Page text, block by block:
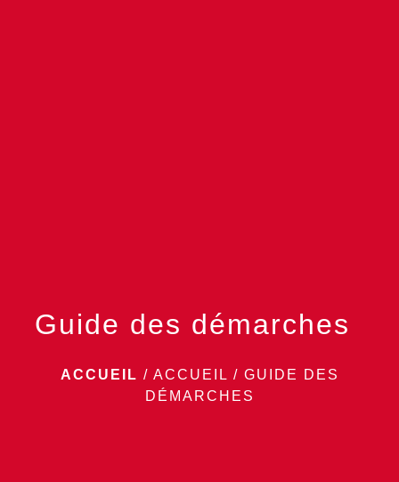
Guide des démarches
ACCUEIL / ACCUEIL / GUIDE DES
DÉMARCHES